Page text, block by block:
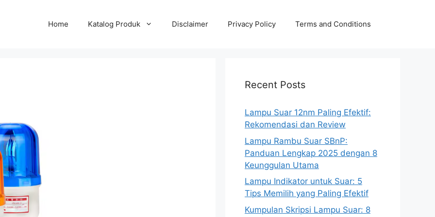
Home Katalog Produk Disclaimer Privacy Policy Terms and Conditions
Recent Posts
Lampu Suar 12nm Paling Efektif:
Rekomendasi dan Review
Lampu Rambu Suar SBnP:
Panduan Lengkap 2025 dengan 8
Keunggulan Utama
Lampu Indikator untuk Suar: 5
Tips Memilih yang Paling Efektif
Kumpulan Skripsi Lampu Suar: 8